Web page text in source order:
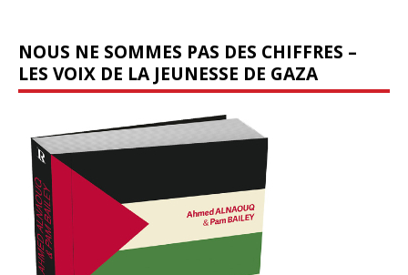
NOUS NE SOMMES PAS DES CHIFFRES –
LES VOIX DE LA JEUNESSE DE GAZA